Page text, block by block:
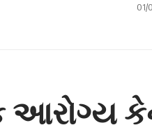
01/
આરોગ્ય